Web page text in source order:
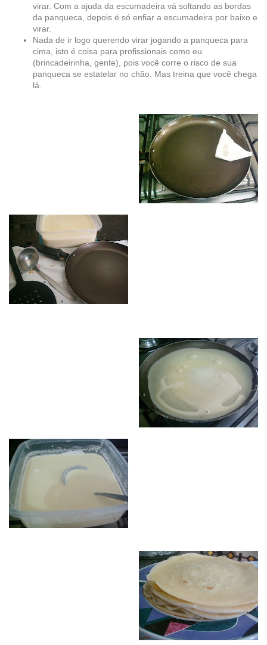
virar. Com a ajuda da escumadeira vá soltando as bordas
da panqueca, depois é só enfiar a escumadeira por baixo e
virar.
Nada de ir logo querendo virar jogando a panqueca para
cima, isto é coisa para profissionais como eu
(brincadeirinha, gente), pois você corre o risco de sua
panqueca se estatelar no chão. Mas treina que você chega
lá.